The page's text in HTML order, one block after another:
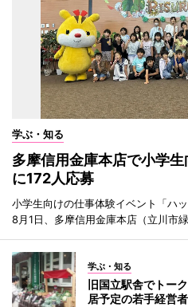
学ぶ・知る
多摩信用金庫本店で小学
に172人応募
小学生向けの仕事体験イベント「ハ
8月1日、多摩信用金庫本店（立川市
学ぶ・知る
旧国立駅舎でトー
居予定の若手経営